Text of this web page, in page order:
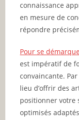
connaissance
en mesure de
répondre
Pour se
est impératif de
convaincante.
lieu d’offrir des
positionner votre
optimisés